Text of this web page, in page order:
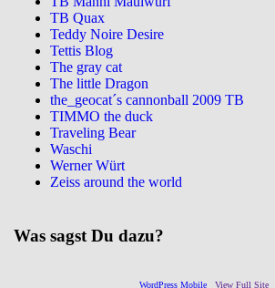
TB Quax
Teddy Noire Desire
Tettis Blog
The gray cat
The little Dragon
the_geocat´s cannonball 2009 TB
TIMMO the duck
Traveling Bear
Waschi
Werner Würt
Zeiss around the world
Was sagst Du dazu?
WordPress Mobile View Full Site